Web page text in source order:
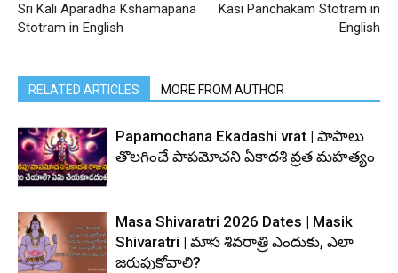
Sri Kali Aparadha Kshamapana
Stotram in English
Kasi Panchakam Stotram in
English
RELATED ARTICLES MORE FROM AUTHOR
Papamochana Ekadashi vrat | పాపాలు
తొలగించే పాపమోచని ఏకాదశి వ్రత మహత్యం
Masa Shivaratri 2026 Dates | Masik
Shivaratri | మాస శివరాత్రి ఎందుకు, ఎలా
జరుపుకోవాలి?